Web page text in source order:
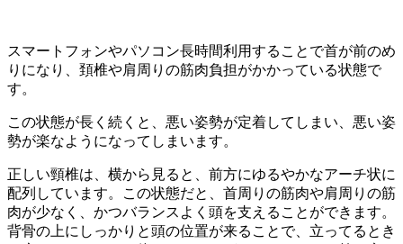
スマートフォンやパソコン長時間利用することで首が前のめ
りになり、頚椎や肩周りの筋肉負担がかかっている状態で
す。
この状態が長く続くと、悪い姿勢が定着してしまい、悪い姿
勢が楽なようになってしまいます。
正しい頸椎は、横から見ると、前方にゆるやかなアーチ状に
配列しています。この状態だと、首周りの筋肉や肩周りの筋
肉が少なく、かつバランスよく頭を支えることができます。
背骨の上にしっかりと頭の位置が来ることで、立ってるとき